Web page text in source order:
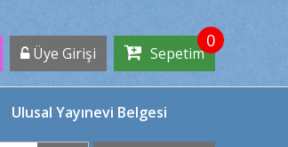
Üye Girişi Sepetim
0
Ulusal Yayınevi Belgesi